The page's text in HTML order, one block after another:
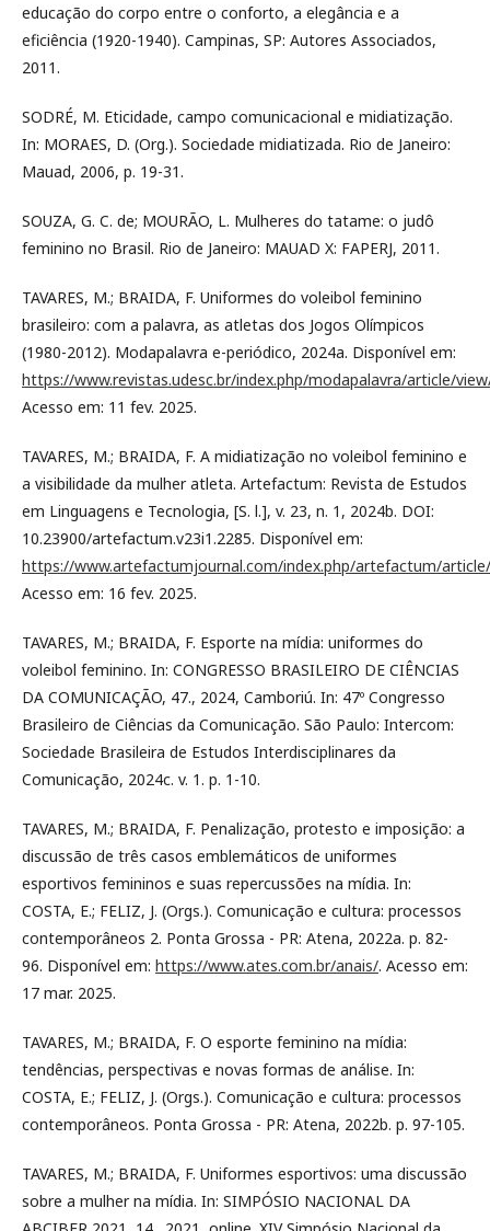
educação do corpo entre o conforto, a elegância e a
eficiência (1920-1940). Campinas, SP: Autores Associados,
2011.
SODRÉ, M. Eticidade, campo comunicacional e midiatização.
In: MORAES, D. (Org.). Sociedade midiatizada. Rio de Janeiro:
Mauad, 2006, p. 19-31.
SOUZA, G. C. de; MOURÃO, L. Mulheres do tatame: o judô
feminino no Brasil. Rio de Janeiro: MAUAD X: FAPERJ, 2011.
TAVARES, M.; BRAIDA, F. Uniformes do voleibol feminino
brasileiro: com a palavra, as atletas dos Jogos Olímpicos
(1980-2012). Modapalavra e-periódico, 2024a. Disponível em:
https://www.revistas.udesc.br/index.php/modapalavra/article/
Acesso em: 11 fev. 2025.
TAVARES, M.; BRAIDA, F. A midiatização no voleibol feminino e
a visibilidade da mulher atleta. Artefactum: Revista de Estudos
em Linguagens e Tecnologia, [S. l.], v. 23, n. 1, 2024b. DOI:
10.23900/artefactum.v23i1.2285. Disponível em:
https://www.artefactumjournal.com/index.php/artefactum/
Acesso em: 16 fev. 2025.
TAVARES, M.; BRAIDA, F. Esporte na mídia: uniformes do
voleibol feminino. In: CONGRESSO BRASILEIRO DE CIÊNCIAS
DA COMUNICAÇÃO, 47., 2024, Camboriú. In: 47º Congresso
Brasileiro de Ciências da Comunicação. São Paulo: Intercom:
Sociedade Brasileira de Estudos Interdisciplinares da
Comunicação, 2024c. v. 1. p. 1-10.
TAVARES, M.; BRAIDA, F. Penalização, protesto e imposição: a
discussão de três casos emblemáticos de uniformes
esportivos femininos e suas repercussões na mídia. In:
COSTA, E.; FELIZ, J. (Orgs.). Comunicação e cultura: processos
contemporâneos 2. Ponta Grossa - PR: Atena, 2022a. p. 82-
96. Disponível em: https://www.ates.com.br/anais/. Acesso em:
17 mar. 2025.
TAVARES, M.; BRAIDA, F. O esporte feminino na mídia:
tendências, perspectivas e novas formas de análise. In:
COSTA, E.; FELIZ, J. (Orgs.). Comunicação e cultura: processos
contemporâneos. Ponta Grossa - PR: Atena, 2022b. p. 97-105.
TAVARES, M.; BRAIDA, F. Uniformes esportivos: uma discussão
sobre a mulher na mídia. In: SIMPÓSIO NACIONAL DA